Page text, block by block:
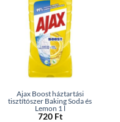
Ajax Boost háztartási
tisztítószer Baking Soda és
Lemon 1 l
720 Ft